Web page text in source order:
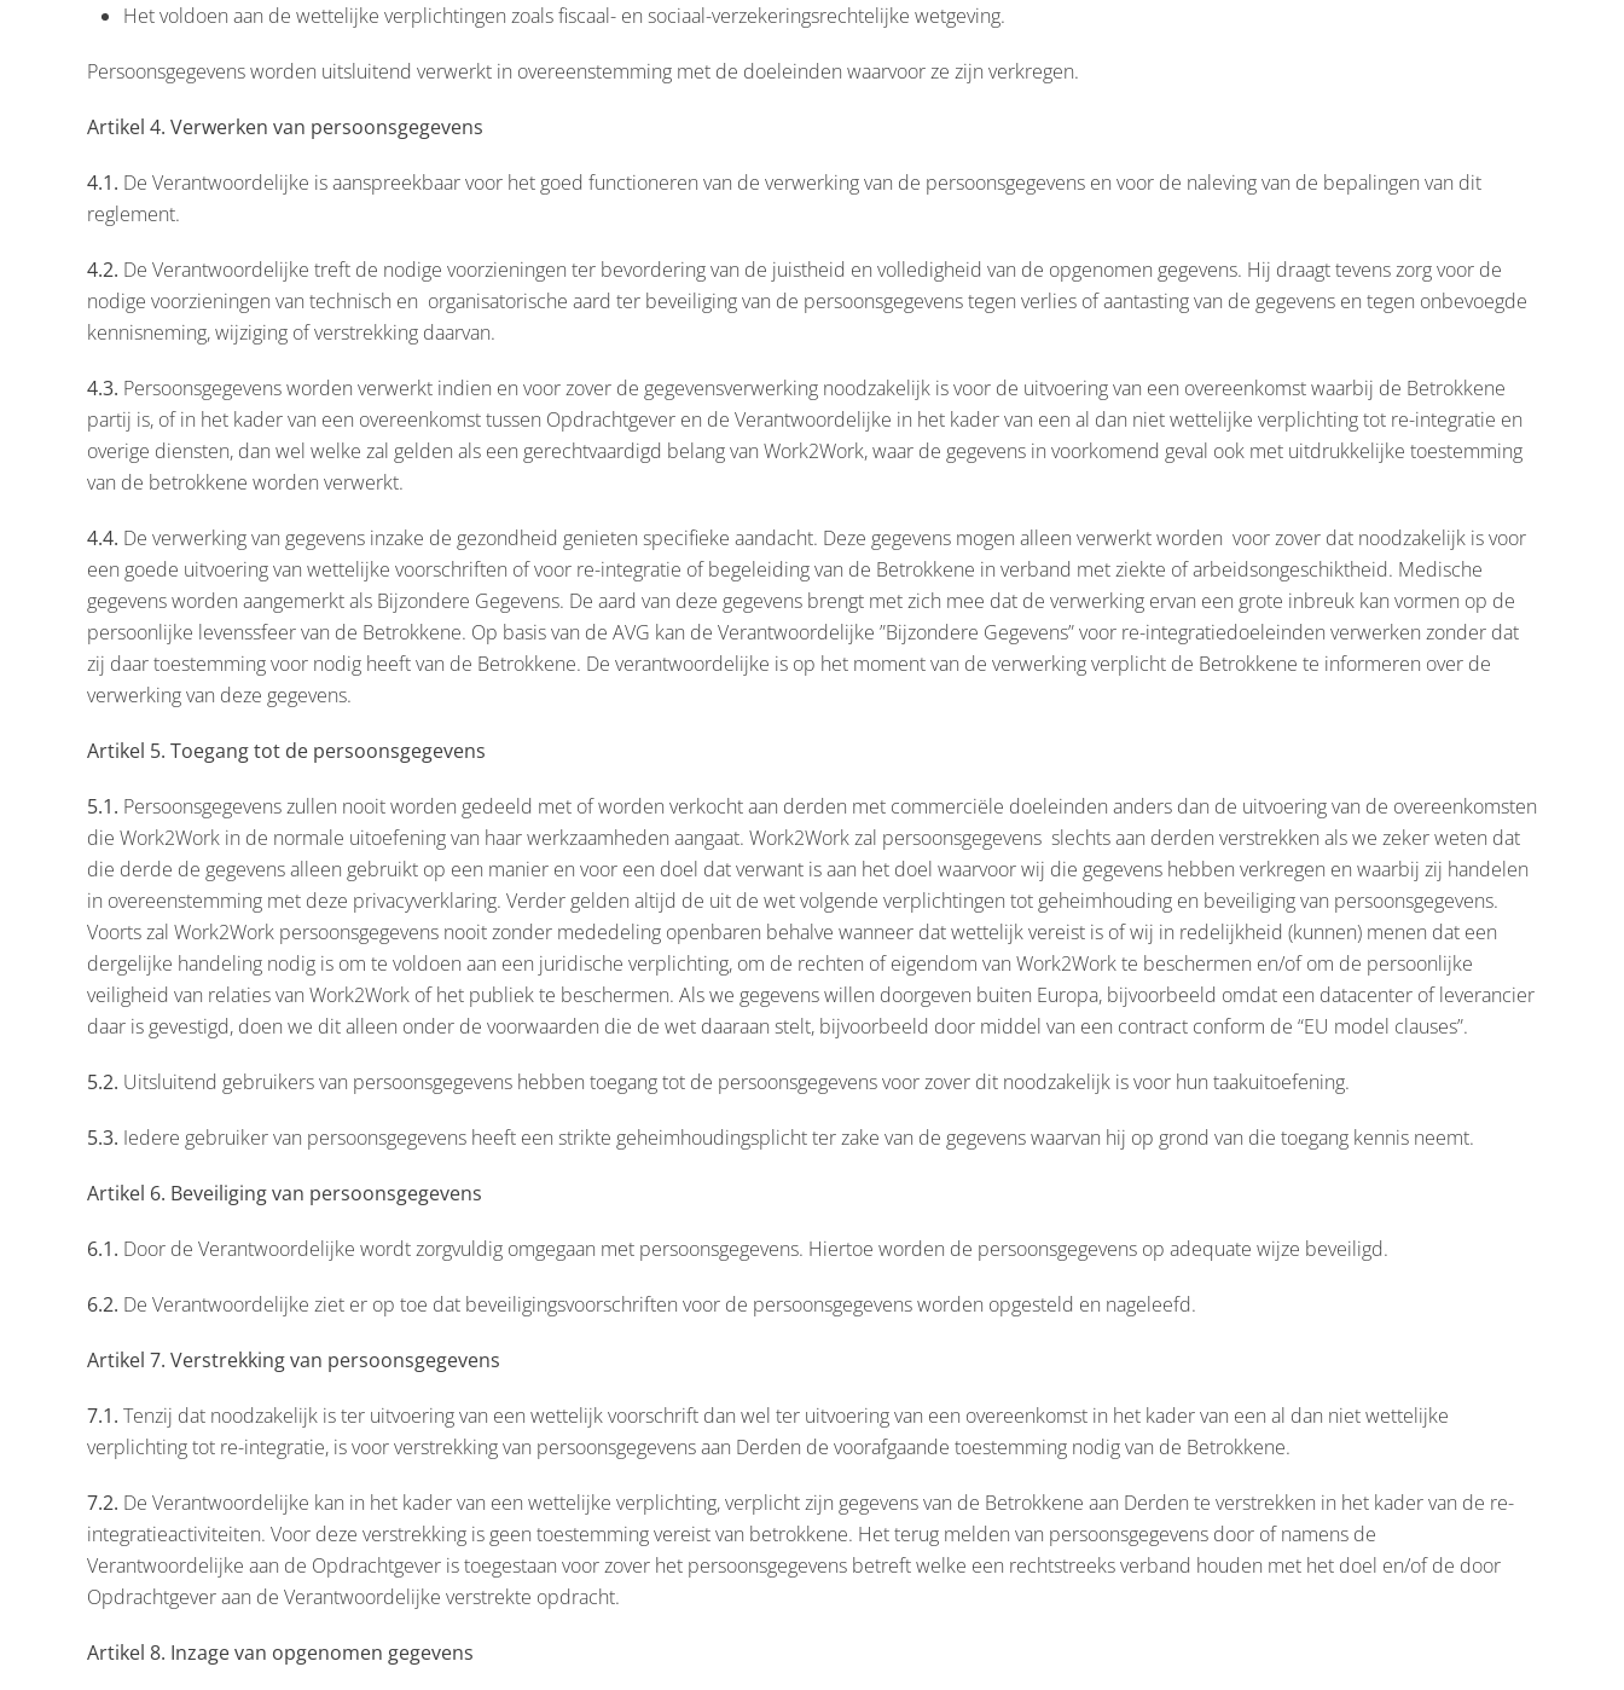
Het voldoen aan de wettelijke verplichtingen zoals fiscaal- en sociaal-verzekeringsrechtelijke wetgeving.
Persoonsgegevens worden uitsluitend verwerkt in overeenstemming met de doeleinden waarvoor ze zijn verkregen.
Artikel 4. Verwerken van persoonsgegevens
4.1. De Verantwoordelijke is aanspreekbaar voor het goed functioneren van de verwerking van de persoonsgegevens en voor de naleving van de bepalingen van dit
reglement.
4.2. De Verantwoordelijke treft de nodige voorzieningen ter bevordering van de juistheid en volledigheid van de opgenomen gegevens. Hij draagt tevens zorg voor de
nodige voorzieningen van technisch en organisatorische aard ter beveiliging van de persoonsgegevens tegen verlies of aantasting van de gegevens en tegen onbevoegde
kennisneming, wijziging of verstrekking daarvan.
4.3. Persoonsgegevens worden verwerkt indien en voor zover de gegevensverwerking noodzakelijk is voor de uitvoering van een overeenkomst waarbij de Betrokkene
partij is, of in het kader van een overeenkomst tussen Opdrachtgever en de Verantwoordelijke in het kader van een al dan niet wettelijke verplichting tot re-integratie en
overige diensten, dan wel welke zal gelden als een gerechtvaardigd belang van Work2Work, waar de gegevens in voorkomend geval ook met uitdrukkelijke toestemming
van de betrokkene worden verwerkt.
4.4. De verwerking van gegevens inzake de gezondheid genieten specifieke aandacht. Deze gegevens mogen alleen verwerkt worden voor zover dat noodzakelijk is voor
een goede uitvoering van wettelijke voorschriften of voor re-integratie of begeleiding van de Betrokkene in verband met ziekte of arbeidsongeschiktheid. Medische
gegevens worden aangemerkt als Bijzondere Gegevens. De aard van deze gegevens brengt met zich mee dat de verwerking ervan een grote inbreuk kan vormen op de
persoonlijke levenssfeer van de Betrokkene. Op basis van de AVG kan de Verantwoordelijke ”Bijzondere Gegevens” voor re-integratiedoeleinden verwerken zonder dat
zij daar toestemming voor nodig heeft van de Betrokkene. De verantwoordelijke is op het moment van de verwerking verplicht de Betrokkene te informeren over de
verwerking van deze gegevens.
Artikel 5. Toegang tot de persoonsgegevens
5.1. Persoonsgegevens zullen nooit worden gedeeld met of worden verkocht aan derden met commerciële doeleinden anders dan de uitvoering van de overeenkomsten
die Work2Work in de normale uitoefening van haar werkzaamheden aangaat. Work2Work zal persoonsgegevens slechts aan derden verstrekken als we zeker weten dat
die derde de gegevens alleen gebruikt op een manier en voor een doel dat verwant is aan het doel waarvoor wij die gegevens hebben verkregen en waarbij zij handelen
in overeenstemming met deze privacyverklaring. Verder gelden altijd de uit de wet volgende verplichtingen tot geheimhouding en beveiliging van persoonsgegevens.
Voorts zal Work2Work persoonsgegevens nooit zonder mededeling openbaren behalve wanneer dat wettelijk vereist is of wij in redelijkheid (kunnen) menen dat een
dergelijke handeling nodig is om te voldoen aan een juridische verplichting, om de rechten of eigendom van Work2Work te beschermen en/of om de persoonlijke
veiligheid van relaties van Work2Work of het publiek te beschermen. Als we gegevens willen doorgeven buiten Europa, bijvoorbeeld omdat een datacenter of leverancier
daar is gevestigd, doen we dit alleen onder de voorwaarden die de wet daaraan stelt, bijvoorbeeld door middel van een contract conform de “EU model clauses”.
5.2. Uitsluitend gebruikers van persoonsgegevens hebben toegang tot de persoonsgegevens voor zover dit noodzakelijk is voor hun taakuitoefening.
5.3. Iedere gebruiker van persoonsgegevens heeft een strikte geheimhoudingsplicht ter zake van de gegevens waarvan hij op grond van die toegang kennis neemt.
Artikel 6. Beveiliging van persoonsgegevens
6.1. Door de Verantwoordelijke wordt zorgvuldig omgegaan met persoonsgegevens. Hiertoe worden de persoonsgegevens op adequate wijze beveiligd.
6.2. De Verantwoordelijke ziet er op toe dat beveiligingsvoorschriften voor de persoonsgegevens worden opgesteld en nageleefd.
Artikel 7. Verstrekking van persoonsgegevens
7.1. Tenzij dat noodzakelijk is ter uitvoering van een wettelijk voorschrift dan wel ter uitvoering van een overeenkomst in het kader van een al dan niet wettelijke
verplichting tot re-integratie, is voor verstrekking van persoonsgegevens aan Derden de voorafgaande toestemming nodig van de Betrokkene.
7.2. De Verantwoordelijke kan in het kader van een wettelijke verplichting, verplicht zijn gegevens van de Betrokkene aan Derden te verstrekken in het kader van de re-
integratieactiviteiten. Voor deze verstrekking is geen toestemming vereist van betrokkene. Het terug melden van persoonsgegevens door of namens de
Verantwoordelijke aan de Opdrachtgever is toegestaan voor zover het persoonsgegevens betreft welke een rechtstreeks verband houden met het doel en/of de door
Opdrachtgever aan de Verantwoordelijke verstrekte opdracht.
Artikel 8. Inzage van opgenomen gegevens